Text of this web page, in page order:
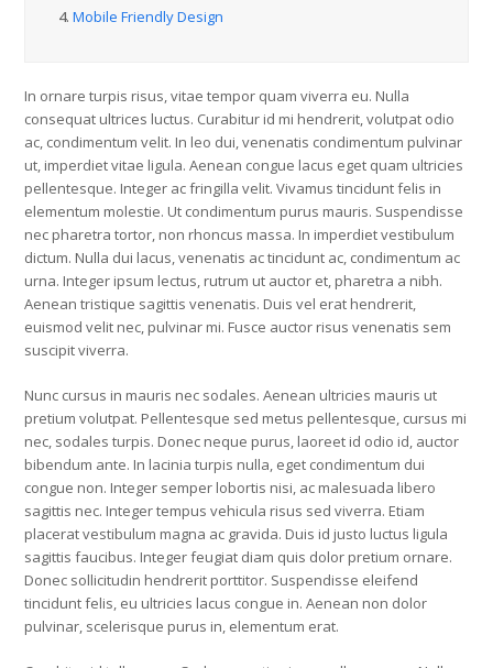
4. Mobile Friendly Design
In ornare turpis risus, vitae tempor quam viverra eu. Nulla
consequat ultrices luctus. Curabitur id mi hendrerit, volutpat odio
ac, condimentum velit. In leo dui, venenatis condimentum pulvinar
ut, imperdiet vitae ligula. Aenean congue lacus eget quam ultricies
pellentesque. Integer ac fringilla velit. Vivamus tincidunt felis in
elementum molestie. Ut condimentum purus mauris. Suspendisse
nec pharetra tortor, non rhoncus massa. In imperdiet vestibulum
dictum. Nulla dui lacus, venenatis ac tincidunt ac, condimentum ac
urna. Integer ipsum lectus, rutrum ut auctor et, pharetra a nibh.
Aenean tristique sagittis venenatis. Duis vel erat hendrerit,
euismod velit nec, pulvinar mi. Fusce auctor risus venenatis sem
suscipit viverra.
Nunc cursus in mauris nec sodales. Aenean ultricies mauris ut
pretium volutpat. Pellentesque sed metus pellentesque, cursus mi
nec, sodales turpis. Donec neque purus, laoreet id odio id, auctor
bibendum ante. In lacinia turpis nulla, eget condimentum dui
congue non. Integer semper lobortis nisi, ac malesuada libero
sagittis nec. Integer tempus vehicula risus sed viverra. Etiam
placerat vestibulum magna ac gravida. Duis id justo luctus ligula
sagittis faucibus. Integer feugiat diam quis dolor pretium ornare.
Donec sollicitudin hendrerit porttitor. Suspendisse eleifend
tincidunt felis, eu ultricies lacus congue in. Aenean non dolor
pulvinar, scelerisque purus in, elementum erat.